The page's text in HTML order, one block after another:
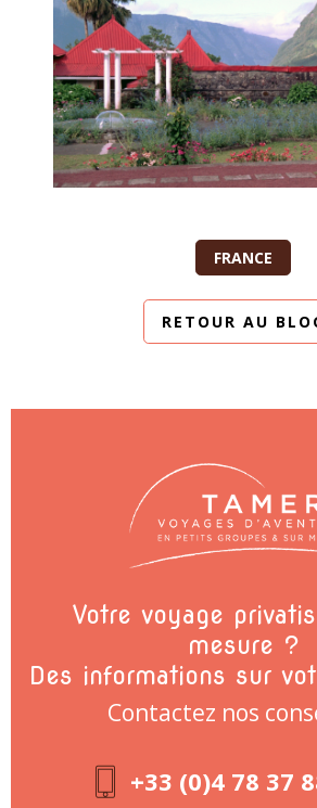
FRANCE
RETOUR AU
Votre voyage
mesure ?
Des informations sur
Contactez nos
+33 (0)4 78 37